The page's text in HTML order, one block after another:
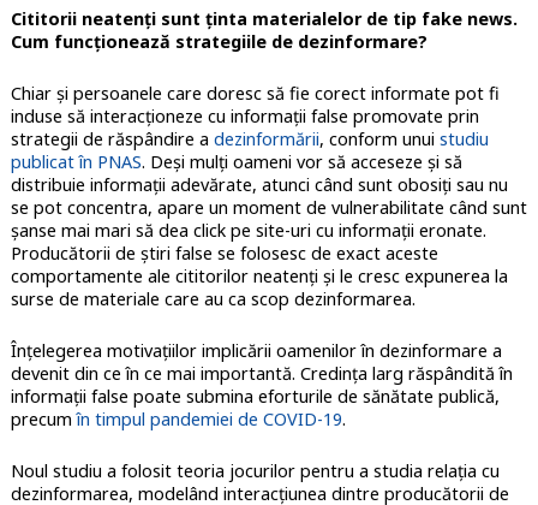
Cititorii neatenți sunt ținta materialelor de tip fake news.
Cum funcționează strategiile de dezinformare?
Chiar şi persoanele care doresc să fie corect informate pot fi
induse să interacţioneze cu informaţii false promovate prin
strategii de răspândire a dezinformării, conform unui studiu
publicat în PNAS. Deși mulți oameni vor să acceseze şi să
distribuie informaţii adevărate, atunci când sunt obosiți sau nu
se pot concentra, apare un moment de vulnerabilitate când sunt
șanse mai mari să dea click pe site-uri cu informații eronate.
Producătorii de știri false se folosesc de exact aceste
comportamente ale cititorilor neatenți și le cresc expunerea la
surse de materiale care au ca scop dezinformarea.
Înțelegerea motivaţiilor implicării oamenilor în dezinformare a
devenit din ce în ce mai importantă. Credința larg răspândită în
informații false poate submina eforturile de sănătate publică,
precumîn timpul pandemiei de COVID-19.
Noul studiu a folosit teoria jocurilor pentru a studia relația cu
dezinformarea, modelând interacțiunea dintre producătorii de